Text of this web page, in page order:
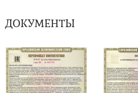
ДОКУМЕНТЫ